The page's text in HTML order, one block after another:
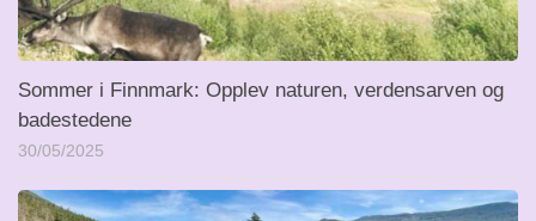
Sommer i Finnmark: Opplev naturen, verdensarven og
badestedene
30/05/2025